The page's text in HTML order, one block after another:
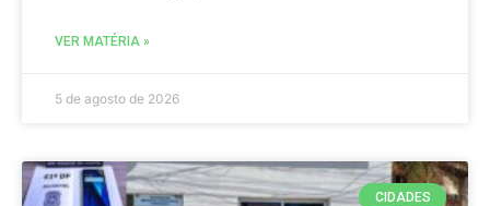
VER MATÉRIA »
5 de agosto de 2026
CIDADES